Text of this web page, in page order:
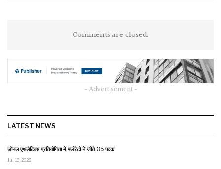
Comments are closed.
- Advertisement -
LATEST NEWS
जोनल एथलेटिक्स प्रतियोगिता में फ्लोरेटो ने जीते 35 पदक
Jul 19, 2026